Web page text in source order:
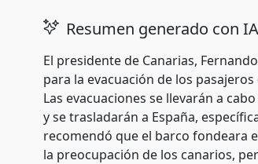
Resumen generado con IA
El presidente de Canarias,
para la evacuación de los
Las evacuaciones se llevarán a
y se trasladarán a España,
recomendó que el barco fondeara
la preocupación de los canarios,